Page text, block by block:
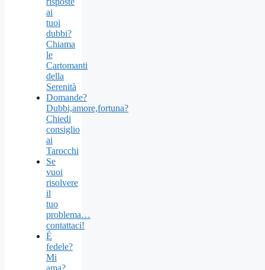
ai
tuoi
dubbi?
Chiama
le
Cartomanti
della
Serenità
Domande?
Dubbi,amore,fortuna?
Chiedi
consiglio
ai
Tarocchi
Se
vuoi
risolvere
il
tuo
problema…
contattaci!
É
fedele?
Mi